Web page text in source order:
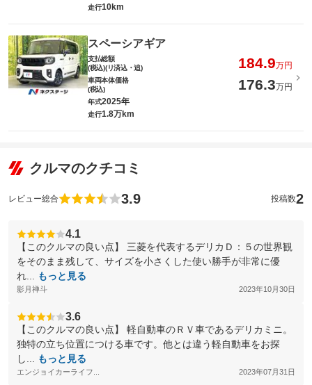
走行10km
スペーシアギア
支払総額
(税込)(リ済込・追)
184.9万円
車両本体価格
(税込)
176.3万円
年式2025年
走行1.8万km
クルマのクチコミ
レビュー総合 3.9 投稿数2
4.1
【このクルマの良い点】 三菱を代表するデリカＤ：５の世界観
をそのまま残して、サイズを小さくした使い勝手が非常に優
れ...
もっと見る
影月禅斗 2023年10月30日
3.6
【このクルマの良い点】 軽自動車のＲＶ車であるデリカミニ。
独特の立ち位置につける車です。他とは違う軽自動車をお探
し...
もっと見る
エンジョイカーライフ... 2023年07月31日